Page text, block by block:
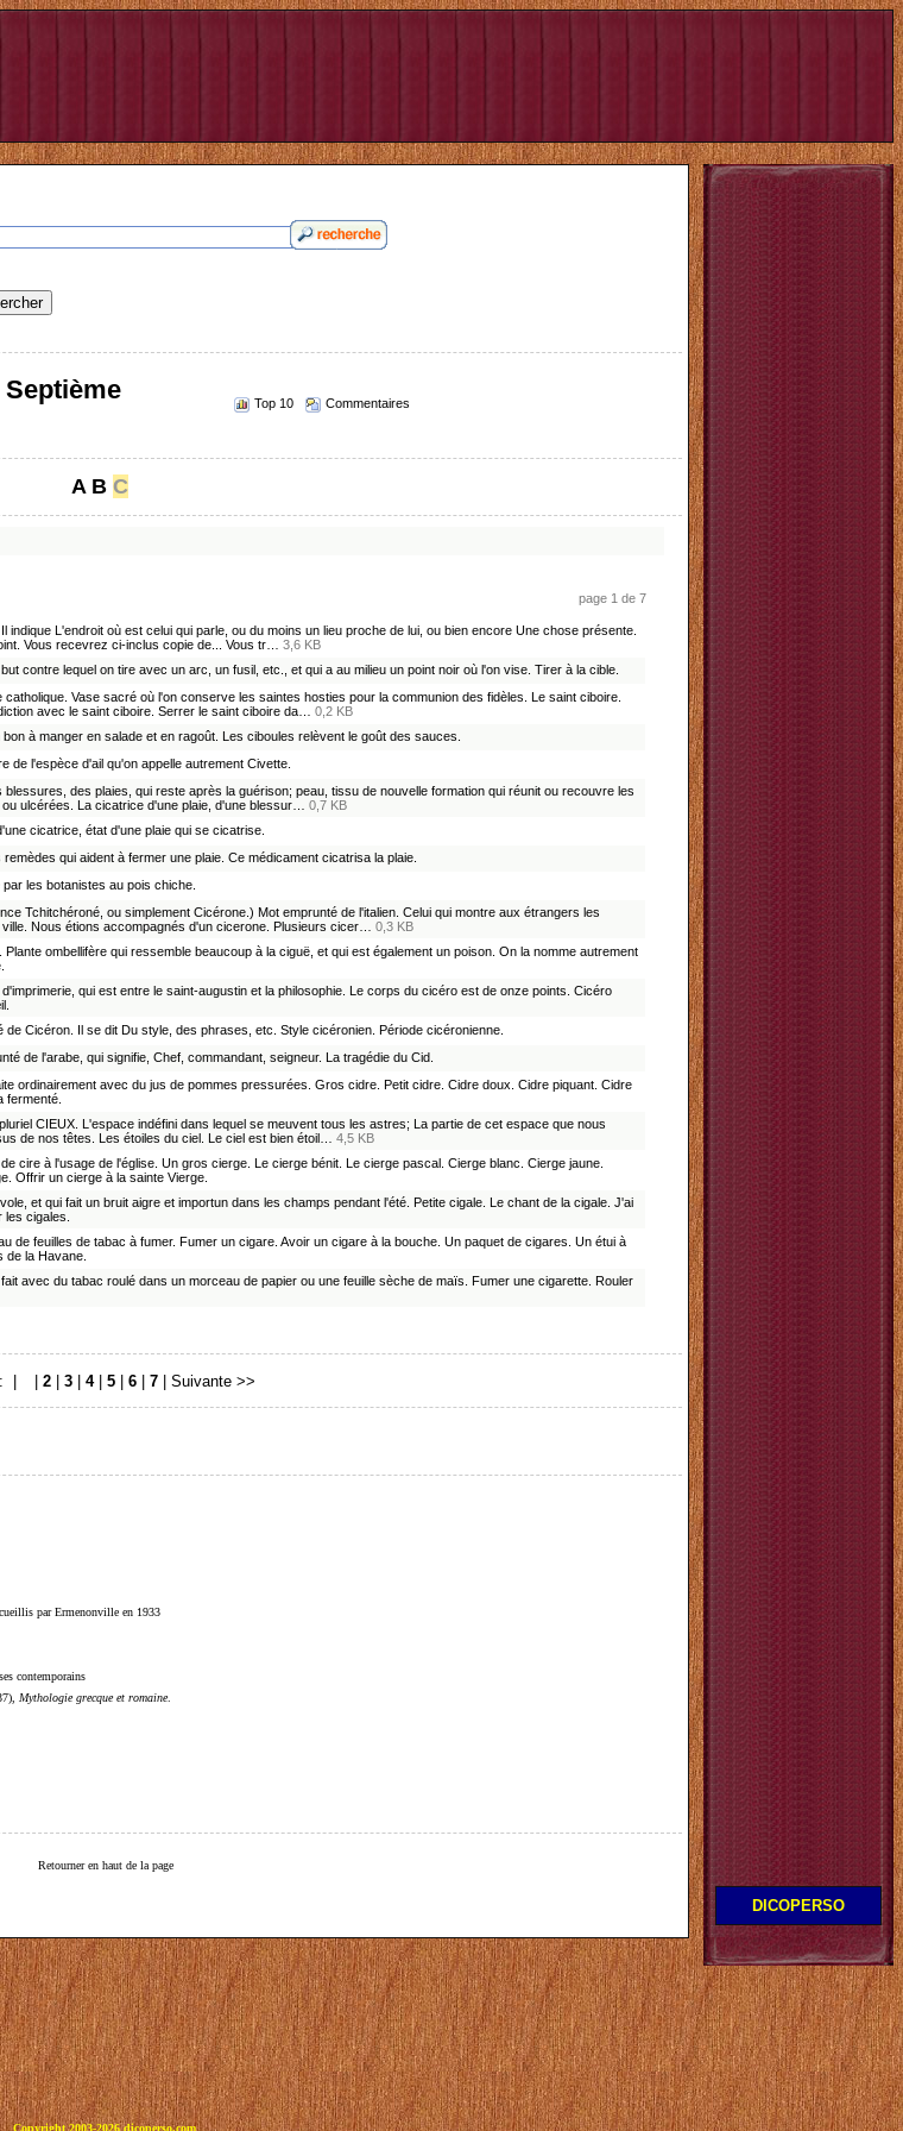
Top 10 Commentaires
A B C
page 1 de 7
indique L'endroit où est celui qui parle, ou du moins un lieu proche de lui, ou bien encore Une chose présente.
Vous recevrez ci-inclus copie de... Vous tr… 3,6 KB
contre lequel on tire avec un arc, un fusil, etc., et qui a au milieu un point noir où l'on vise. Tirer à la cible.
catholique. Vase sacré où l'on conserve les saintes hosties pour la communion des fidèles. Le saint ciboire.
avec le saint ciboire. Serrer le saint ciboire da… 0,2 KB
bon à manger en salade et en ragoût. Les ciboules relèvent le goût des sauces.
de l'espèce d'ail qu'on appelle autrement Civette.
blessures, des plaies, qui reste après la guérison; peau, tissu de nouvelle formation qui réunit ou recouvre les
ulcérées. La cicatrice d'une plaie, d'une blessur… 0,7 KB
cicatrice, état d'une plaie qui se cicatrise.
remèdes qui aident à fermer une plaie. Ce médicament cicatrisa la plaie.
les botanistes au pois chiche.
Tchitchéroné, ou simplement Cicérone.) Mot emprunté de l'italien. Celui qui montre aux étrangers les
Nous étions accompagnés d'un cicerone. Plusieurs cicer… 0,3 KB
Plante ombellifère qui ressemble beaucoup à la ciguë, et qui est également un poison. On la nomme autrement
qui est entre le saint-augustin et la philosophie. Le corps du cicéro est de onze points. Cicéro
de Cicéron. Il se dit Du style, des phrases, etc. Style cicéronien. Période cicéronienne.
de l'arabe, qui signifie, Chef, commandant, seigneur. La tragédie du Cid.
ordinairement avec du jus de pommes pressurées. Gros cidre. Petit cidre. Cidre doux. Cidre piquant. Cidre
fermenté.
CIEUX. L'espace indéfini dans lequel se meuvent tous les astres; La partie de cet espace que nous
de nos têtes. Les étoiles du ciel. Le ciel est bien étoil… 4,5 KB
cire à l'usage de l'église. Un gros cierge. Le cierge bénit. Le cierge pascal. Cierge blanc. Cierge jaune.
Offrir un cierge à la sainte Vierge.
et qui fait un bruit aigre et importun dans les champs pendant l'été. Petite cigale. Le chant de la cigale. J'ai
cigales.
de feuilles de tabac à fumer. Fumer un cigare. Avoir un cigare à la bouche. Un paquet de cigares. Un étui à
de la Havane.
avec du tabac roulé dans un morceau de papier ou une feuille sèche de maïs. Fumer une cigarette. Rouler
| 2 3 4| 5 6 7 Suivante >>
par Ermenonville en 1933
contemporains
Mythologie grecque et romaine.
Retourner en haut de la page
DICOPERSO
Copyright 2003-2026 dicoperso.com